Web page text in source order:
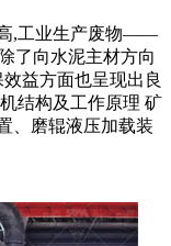
,工业生产废物——
了向水泥主材方向
益方面也呈现出良
结构及工作原理 矿
、磨辊液压加载装